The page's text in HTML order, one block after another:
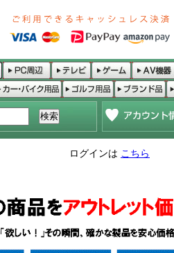
ログインは こちら